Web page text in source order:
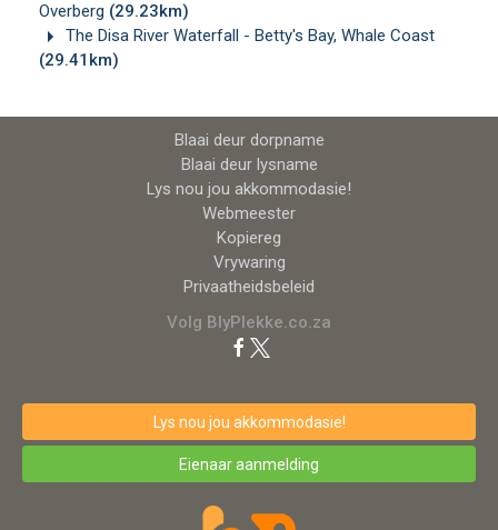
Overberg (29.23km)
The Disa River Waterfall - Betty's Bay, Whale Coast
(29.41km)
Blaai deur dorpname
Blaai deur lysname
Lys nou jou akkommodasie!
Webmeester
Kopiereg
Vrywaring
Privaatheidsbeleid
Volg BlyPlekke.co.za
Lys nou jou akkommodasie!
Eienaar aanmelding